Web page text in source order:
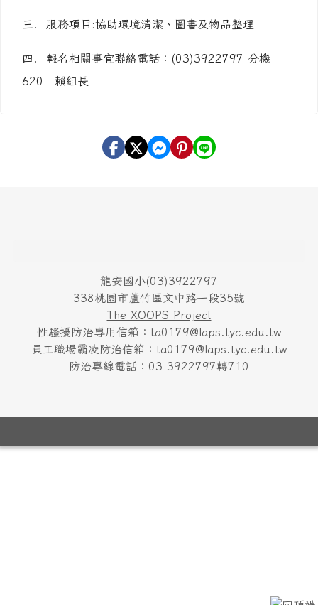
三. 服務項目:協助環境清潔、圖書及物品整理
四. 報名相關事宜聯絡電話：(03)3922797 分機
620 賴組長
龍安國小(03)3922797
338桃園市蘆竹區文中路一段35號
The XOOPS Project
性騷擾防治專用信箱：ta0179@laps.tyc.edu.tw
員工職場霸凌防治信箱：ta0179@laps.tyc.edu.tw
防治專線電話：03-3922797轉710